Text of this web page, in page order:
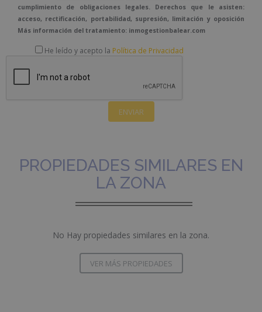
cumplimiento de obligaciones legales. Derechos que le asisten:
acceso, rectificación, portabilidad, supresión, limitación y oposición
Más información del tratamiento: inmogestionbalear.com
He leído y acepto la Política de Privacidad
PROPIEDADES SIMILARES EN
LA ZONA
No Hay propiedades similares en la zona.
VER MÁS PROPIEDADES